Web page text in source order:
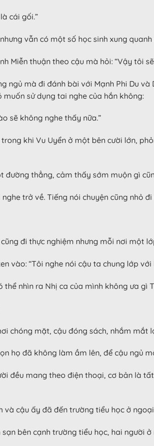
cái gối.”
vẫn có một số học sinh xung
Miễn thuận theo cậu mà hỏi: “Vậy tôi
ngủ mà đi đánh bài với Mạnh Phi Du
sử dụng tai nghe của hắn không:
sẽ không nghe thấy nữa.”
khi Vu Uyển ở một bên cười lớn,
đường thẳng, cảm thấy sớm muộn gì
trở về. Tiếng nói chuyện cũng nhỏ
đi thực nghiệm nhưng mỗi nơi một
vào: “Tôi nghe nói cậu ta chung lớp với
nhìn ra Nhị ca của mình không ưa gì
chóng mặt, cậu đóng sách, nhắm mắt
họ đã không làm ầm lên, để cậu ngủ
đều mang theo điện thoại, cơ bản là
cậu ấy đã đến trường tiểu học ở
bên cạnh trường tiểu học, hai người